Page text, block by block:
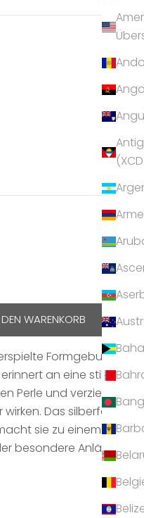
WARENKORB
Formgebung mit
an eine stilisierte
Perle und verziert mit
Das silberfarbene
sie zu einem
besondere Anlässe.